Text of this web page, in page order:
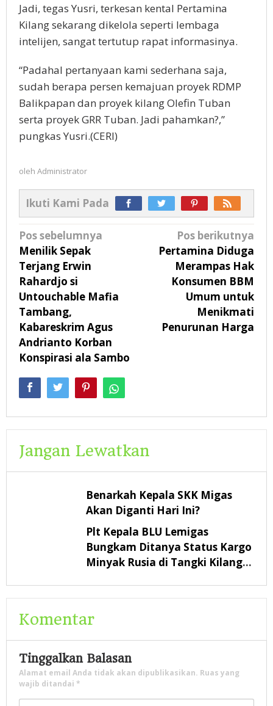
Jadi, tegas Yusri, terkesan kental Pertamina
Kilang sekarang dikelola seperti lembaga
intelijen, sangat tertutup rapat informasinya.
“Padahal pertanyaan kami sederhana saja,
sudah berapa persen kemajuan proyek RDMP
Balikpapan dan proyek kilang Olefin Tuban
serta proyek GRR Tuban. Jadi pahamkan?,”
pungkas Yusri.(CERI)
oleh Administrator
Ikuti Kami Pada
Navigasi
pos
Pos sebelumnya
Menilik Sepak
Terjang Erwin
Rahardjo si
Untouchable Mafia
Tambang,
Kabareskrim Agus
Andrianto Korban
Konspirasi ala Sambo
Pos berikutnya
Pertamina Diduga
Merampas Hak
Konsumen BBM
Umum untuk
Menikmati
Penurunan Harga
Jangan Lewatkan
Benarkah Kepala SKK Migas
Akan Diganti Hari Ini?
Plt Kepala BLU Lemigas
Bungkam Ditanya Status Kargo
Minyak Rusia di Tangki Kilang
Komentar
Tinggalkan Balasan
Alamat email Anda tidak akan dipublikasikan. Ruas yang
wajib ditandai *